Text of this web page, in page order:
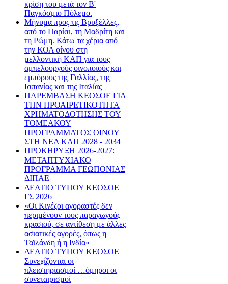
κρίση του μετά τον Β'
Παγκόσμιο Πόλεμο.
Μήνυμα προς τις Βρυξέλλες,
από το Παρίσι, τη Μαδρίτη και
τη Ρώμη. Κάτω τα χέρια από
την ΚΟΑ οίνου στη
μελλοντική ΚΑΠ για τους
αμπελουργούς οινοποιούς και
εμπόρους της Γαλλίας, της
Ισπανίας και της Ιταλίας
ΠΑΡΕΜΒΑΣΗ ΚΕΟΣΟΕ ΓΙΑ
ΤΗΝ ΠΡΟΑΙΡΕΤΙΚΟΤΗΤΑ
ΧΡΗΜΑΤΟΔΟΤΗΣΗΣ ΤΟΥ
ΤΟΜΕΑΚΟΥ
ΠΡΟΓΡΑΜΜΑΤΟΣ ΟΙΝΟΥ
ΣΤΗ ΝΕΑ ΚΑΠ 2028 - 2034
ΠΡΟΚΗΡΥΞΗ 2026-2027:
ΜΕΤΑΠΤΥΧΙΑΚΟ
ΠΡΟΓΡΑΜΜΑ ΓΕΩΠΟΝΙΑΣ
ΔΙΠΑΕ
ΔΕΛΤΙΟ ΤΥΠΟΥ ΚΕΟΣΟΕ
ΓΣ 2026
«Οι Κινέζοι αγοραστές δεν
περιμένουν τους παραγωγούς
κρασιού, σε αντίθεση με άλλες
ασιατικές αγορές, όπως η
Ταϊλάνδη ή η Ινδία»
ΔΕΛΤΙΟ ΤΥΠΟΥ ΚΕΟΣΟΕ
Συνεχίζονται οι
πλειστηριασμοί …όμηροι οι
συνεταιρισμοί